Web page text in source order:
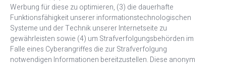
Werbung für diese zu optimieren, (3) die dauerhafte
Funktionsfähigkeit unserer informationstechnologischen
Systeme und der Technik unserer Internetseite zu
gewährleisten sowie (4) um Strafverfolgungsbehörden im
Falle eines Cyberangriffes die zur Strafverfolgung
notwendigen Informationen bereitzustellen. Diese anonym